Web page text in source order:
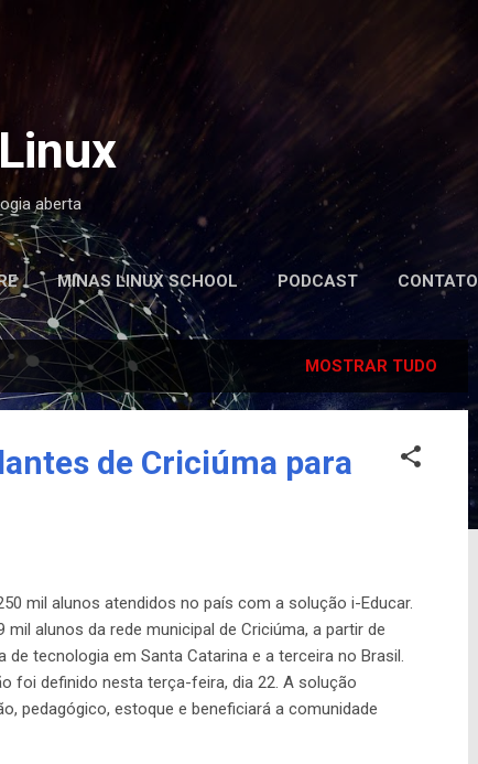
aberta
MINAS LINUX SCHOOL PODCAST CONTATO
MOSTRAR TUDO
de Criciúma para
mil alunos atendidos no país com a solução i-Educar.
alunos da rede municipal de Criciúma, a partir de
tecnologia em Santa Catarina e a terceira no Brasil.
foi definido nesta terça-feira, dia 22. A solução
pedagógico, estoque e beneficiará a comunidade